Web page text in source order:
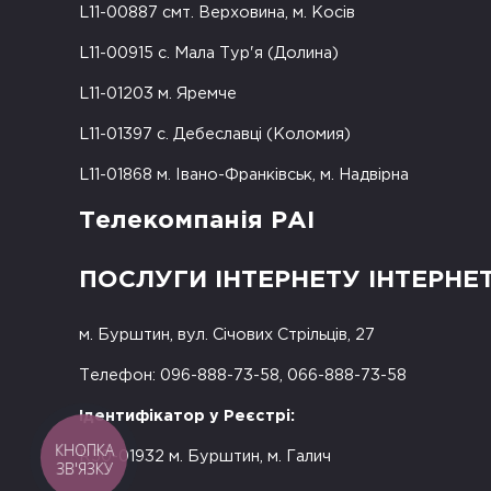
L11-00887 смт. Верховина, м. Косів
L11-00915 с. Мала Тур'я (Долина)
L11-01203 м. Яремче
L11-01397 с. Дебеславці (Коломия)
L11-01868 м. Івано-Франківськ, м. Надвірна
Телекомпанія РАІ
ПОСЛУГИ ІНТЕРНЕТУ
м. Бурштин, вул. Січових Стрільців, 27
Телефон: 096-888-73-58, 066-888-73-58
Ідентифікатор у Реєстрі:
R50-01932 м. Бурштин, м. Галич
КНОПКА
ЗВ'ЯЗКУ